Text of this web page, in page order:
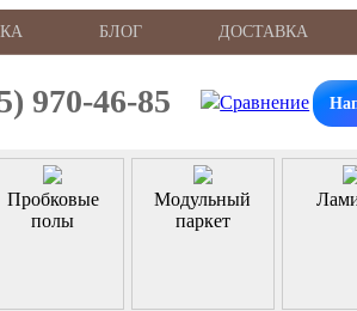
БЛОГ ДОСТАВКА
970-46-85
Пробковые
полы
Модульный
паркет